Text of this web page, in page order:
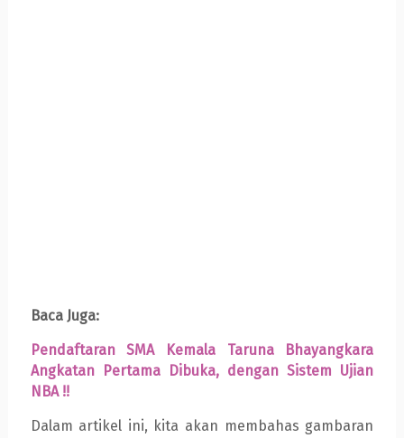
Baca Juga:
Pendaftaran SMA Kemala Taruna Bhayangkara
Angkatan Pertama Dibuka, dengan Sistem Ujian
NBA !!
Dalam artikel ini, kita akan membahas gambaran